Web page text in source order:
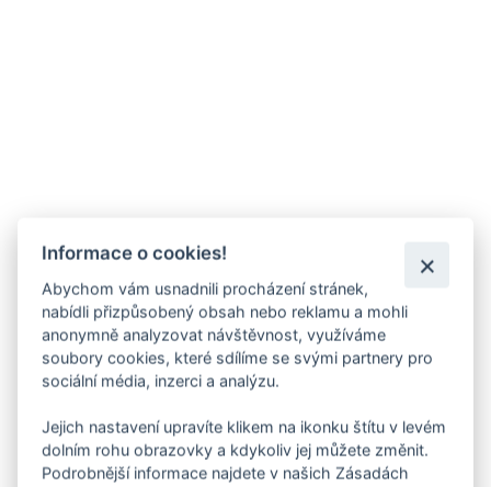
Informace o cookies!
Abychom vám usnadnili procházení stránek,
nabídli přizpůsobený obsah nebo reklamu a mohli
anonymně analyzovat návštěvnost, využíváme
soubory cookies, které sdílíme se svými partnery pro
sociální média, inzerci a analýzu.
Jejich nastavení upravíte klikem na ikonku štítu v levém
dolním rohu obrazovky a kdykoliv jej můžete změnit.
Podrobnější informace najdete v našich Zásadách